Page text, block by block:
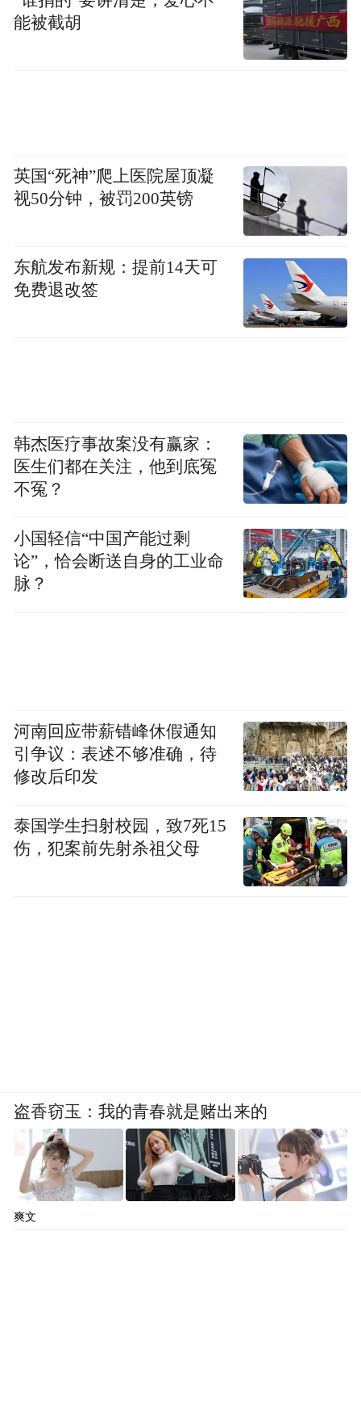
能被截胡
英国“死神”爬上医院屋顶凝
视50分钟，被罚200英镑
东航发布新规：提前14天可
免费退改签
韩杰医疗事故案没有赢家：
医生们都在关注，他到底冤
不冤？
小国轻信“中国产能过剩
论”，恰会断送自身的工业命
脉？
河南回应带薪错峰休假通知
引争议：表述不够准确，待
修改后印发
泰国学生扫射校园，致7死15
伤，犯案前先射杀祖父母
盗香窃玉：我的青春就是赌出来的
爽文